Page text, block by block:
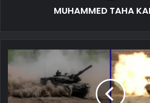
MUHAMMED TAHA